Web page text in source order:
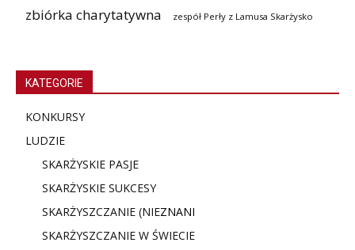
zbiórka charytatywna zespół Perły z Lamusa Skarżysko
KATEGORIE
KONKURSY
LUDZIE
SKARŻYSKIE PASJE
SKARŻYSKIE SUKCESY
SKARŻYSZCZANIE (NIEZNANI
SKARŻYSZCZANIE W ŚWIECIE